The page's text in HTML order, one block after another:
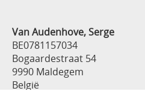
Van Audenhove, Serge
BE0781157034
Bogaardestraat 54
9990 Maldegem
België